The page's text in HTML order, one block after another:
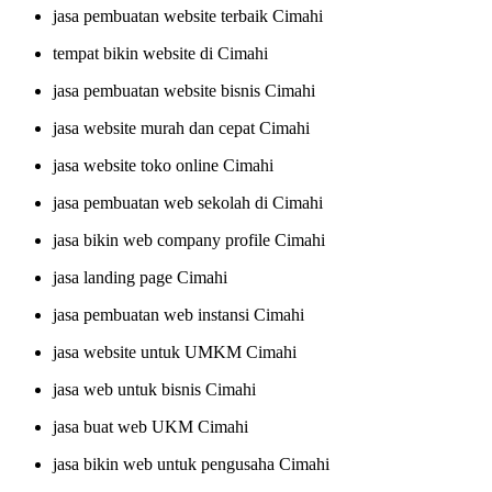
jasa pembuatan website terbaik Cimahi
tempat bikin website di Cimahi
jasa pembuatan website bisnis Cimahi
jasa website murah dan cepat Cimahi
jasa website toko online Cimahi
jasa pembuatan web sekolah di Cimahi
jasa bikin web company profile Cimahi
jasa landing page Cimahi
jasa pembuatan web instansi Cimahi
jasa website untuk UMKM Cimahi
jasa web untuk bisnis Cimahi
jasa buat web UKM Cimahi
jasa bikin web untuk pengusaha Cimahi